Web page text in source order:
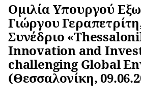
Ομιλία Υπουργού
Γιώργου
Συνέδριο
Innovation and
challenging Global
(Θεσσαλονίκη,